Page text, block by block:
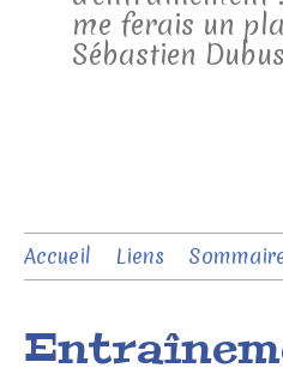
me ferais un
Sébastien
Accueil Liens